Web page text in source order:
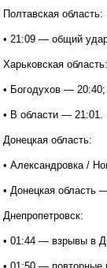
Полтавская область:
• 21:09 — общий удар
Харьковская область:
• Богодухов — 20:40;
• В области — 21:01.
Донецкая область:
• Александровка /
• Донецкая область
Днепропетровск:
• 01:44 — взрывы в